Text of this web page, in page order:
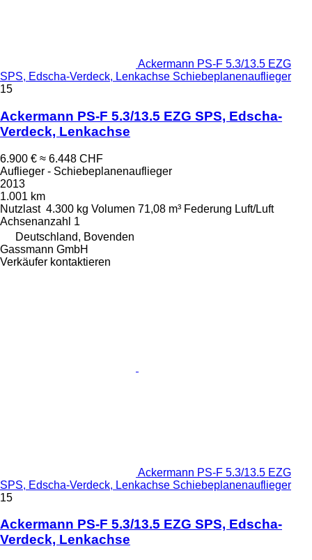
Ackermann PS-F 5.3/13.5 EZG
SPS, Edscha-Verdeck, Lenkachse Schiebeplanenauflieger
15
Ackermann PS-F 5.3/13.5 EZG SPS, Edscha-
Verdeck, Lenkachse
6.900 € ≈ 6.448 CHF
Auflieger - Schiebeplanenauflieger
2013
1.001 km
Nutzlast 4.300 kg Volumen 71,08 m³ Federung Luft/Luft
Achsenanzahl 1
Deutschland, Bovenden
Gassmann GmbH
Verkäufer kontaktieren
Ackermann PS-F 5.3/13.5 EZG
SPS, Edscha-Verdeck, Lenkachse Schiebeplanenauflieger
15
Ackermann PS-F 5.3/13.5 EZG SPS, Edscha-
Verdeck, Lenkachse